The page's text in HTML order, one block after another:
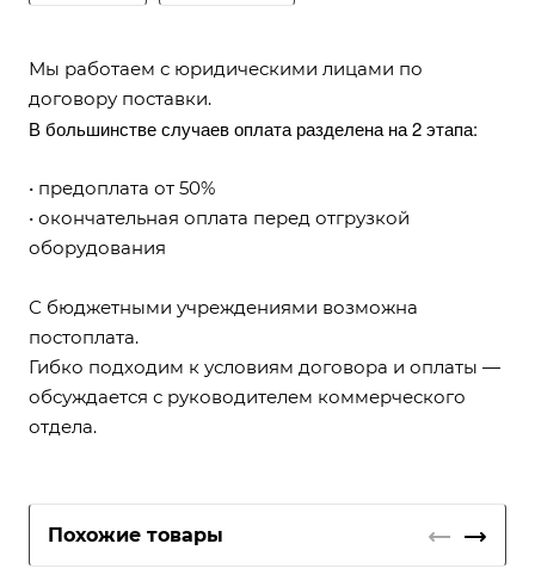
Мы работаем с юридическими лицами по
договору поставки.
В большинстве случаев оплата разделена на 2 этапа:
• предоплата от 50%
• окончательная оплата перед отгрузкой
оборудования
С бюджетными учреждениями возможна
постоплата.
Гибко подходим к условиям договора и оплаты —
обсуждается с руководителем коммерческого
отдела.
Похожие товары